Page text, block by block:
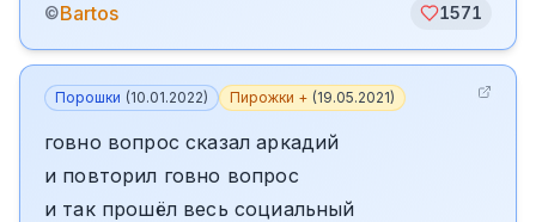
©Bartos 1571
Порошки (10.01.2022) Пирожки + (19.05.2021)
говно вопрос сказал аркадий
и повторил говно вопрос
и так прошёл весь социальный